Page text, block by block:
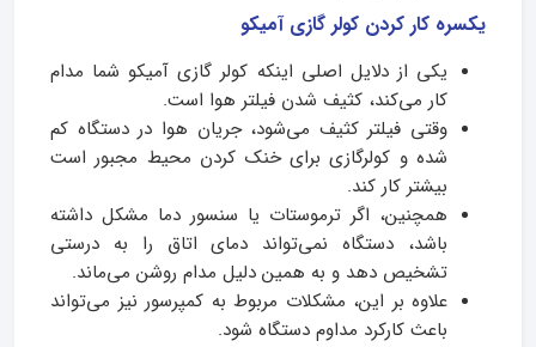
یکسره کار کردن کولر گازی آمیکو
یکی از دلایل اصلی اینکه کولر گازی آمیکو شما مدام
کار می‌کند، کثیف شدن فیلتر هوا است.
وقتی فیلتر کثیف می‌شود، جریان هوا در دستگاه کم
شده و کولرگازی برای خنک کردن محیط مجبور است
بیشتر کار کند.
همچنین، اگر ترموستات یا سنسور دما مشکل داشته
باشد، دستگاه نمی‌تواند دمای اتاق را به درستی
تشخیص دهد و به همین دلیل مدام روشن می‌ماند.
علاوه بر این، مشکلات مربوط به کمپرسور نیز می‌تواند
باعث کارکرد مداوم دستگاه شود.